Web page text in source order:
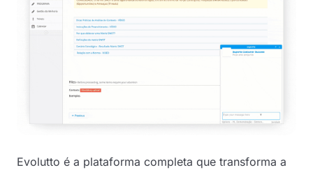
Evolutto é a plataforma completa que transforma a